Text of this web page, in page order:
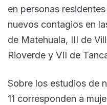
en personas
nuevos contagios en
de Matehuala, III de
Rioverde y VII de
Sobre los estudios de
11 corresponden a